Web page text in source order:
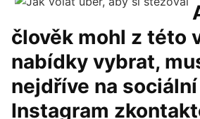
člověk mohl z této
nabídky vybrat,
nejdříve na
Instagram